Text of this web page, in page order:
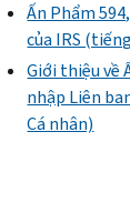
Ấn Phẩm
của IRS
Giới thiệu về
nhập Liên
Cá nhân)